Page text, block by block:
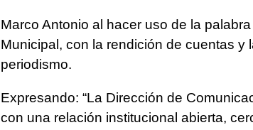
Marco Antonio al hacer uso de la
Municipal, con la rendición de cuentas y
periodismo.
Expresando: “La Dirección de
con una relación institucional abierta,